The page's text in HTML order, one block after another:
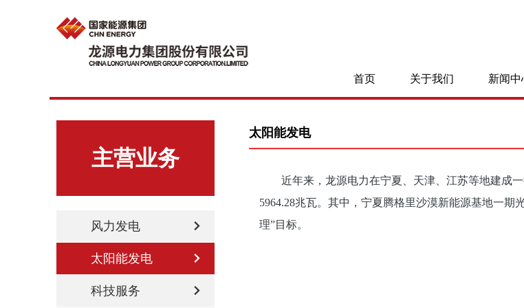
首页 关于我们 新闻中
主营业务
风力发电
太阳能发电
科技服务
太阳能发电
近年来，龙源电力在宁夏、天津、江苏等地建成
5964.28兆瓦。其中，宁夏腾格里沙漠新能源基地一
理”目标。